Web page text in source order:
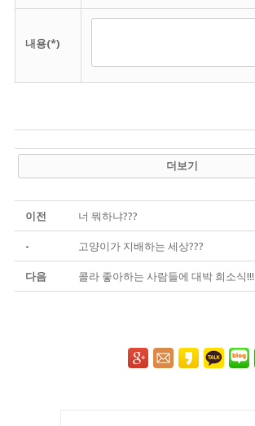
내용(*)
더보기
이전 너 뭐하냐???
- 고양이가 지배하는 세상???
다음 콜라 좋아하는 사람들에 대박 희소식!!!